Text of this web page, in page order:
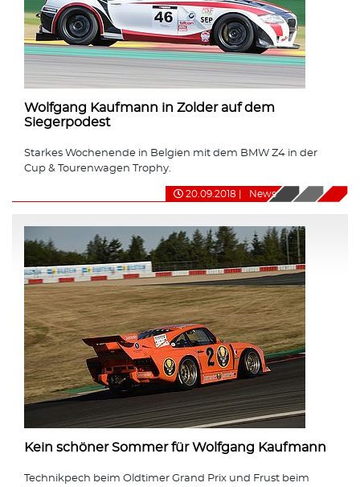
Wolfgang Kaufmann in Zolder auf dem
Siegerpodest
Starkes Wochenende in Belgien mit dem BMW Z4 in der
Cup & Tourenwagen Trophy.
20.09.2018 News
Kein schöner Sommer für Wolfgang Kaufmann
Technikpech beim Oldtimer Grand Prix und Frust beim